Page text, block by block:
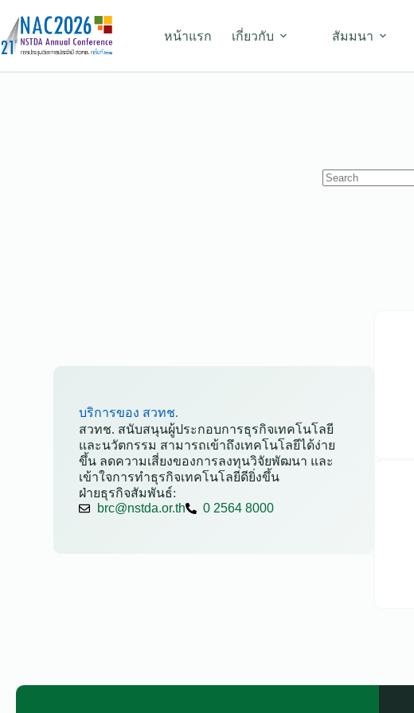
หน้าแรก เกี่ยวกับ สัมมนา
บริการของ สวทช.
สวทช. สนับสนุนผู้ประกอบการธุรกิจเทคโนโลยี
และนวัตกรรม สามารถเข้าถึงเทคโนโลยีได้ง่าย
ขึ้น ลดความเสี่ยงของการลงทุนวิจัยพัฒนา และ
เข้าใจการทำธุรกิจเทคโนโลยีดียิ่งขึ้น
ฝ่ายธุรกิจสัมพันธ์:
brc@nstda.or.th
0 2564 8000